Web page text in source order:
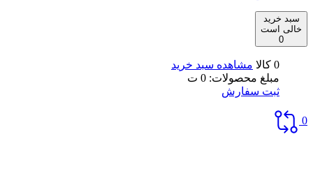
سبد خرید
خالی است
0
0 کالا
مشاهده سبد خرید
مبلغ محصولات: 0 ت
ثبت سفارش
0